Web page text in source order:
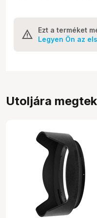
Ezt a terméket
Legyen Ön az
Utoljára